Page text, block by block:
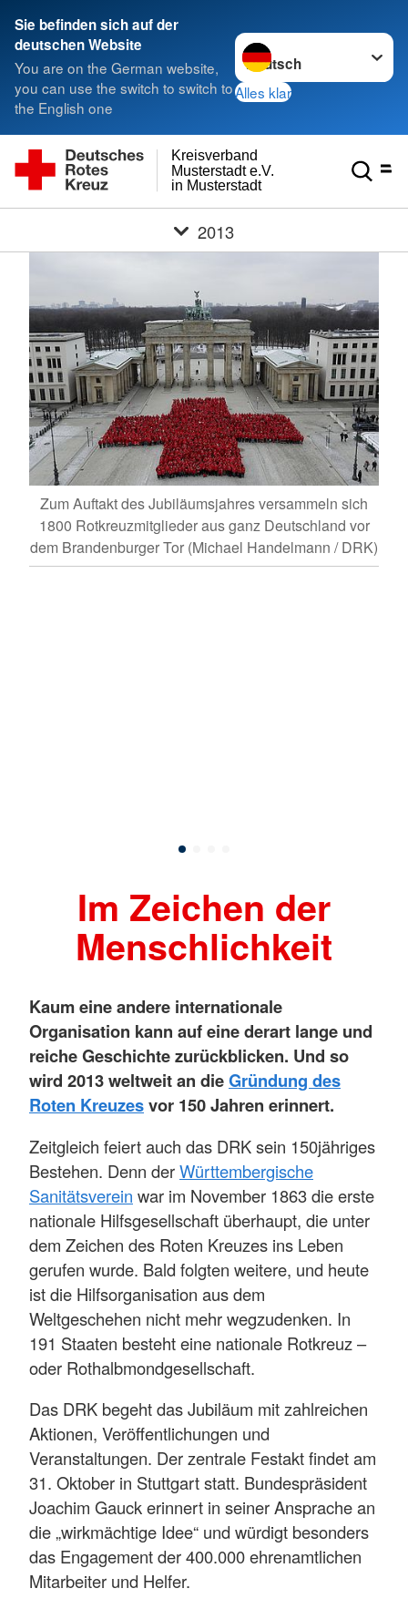
Sie befinden sich auf der
deutschen Website
You are on the German website,
you can use the switch to switch to
the English one
Sprache wechseln zu
Alles klar
in Musterstadt
Musterstadt e.V.
Kreisverband
2013
Zum Auftakt des Jubiläumsjahres versammeln sich
1800 Rotkreuzmitglieder aus ganz Deutschland vor
dem Brandenburger Tor (Michael Handelmann / DRK)
Im Zeichen der
Menschlichkeit
Kaum eine andere internationale
Organisation kann auf eine derart lange und
reiche Geschichte zurückblicken. Und so
wird 2013 weltweit an dieGründung des
Roten Kreuzesvor 150 Jahren erinnert.
Zeitgleich feiert auch das DRK sein 150jähriges
Bestehen. Denn derWürttembergische
Sanitätsverein war im November 1863 die erste
nationale Hilfsgesellschaft überhaupt, die unter
dem Zeichen des Roten Kreuzes ins Leben
gerufen wurde. Bald folgten weitere, und heute
ist die Hilfsorganisation aus dem
Weltgeschehen nicht mehr wegzudenken. In
191 Staaten besteht eine nationale Rotkreuz –
oder Rothalbmondgesellschaft.
Das DRK begeht das Jubiläum mit zahlreichen
Aktionen, Veröffentlichungen und
Veranstaltungen. Der zentrale Festakt findet am
31. Oktober in Stuttgart statt. Bundespräsident
Joachim Gauck erinnert in seiner Ansprache an
die „wirkmächtige Idee“ und würdigt besonders
das Engagement der 400.000 ehrenamtlichen
Mitarbeiter und Helfer.